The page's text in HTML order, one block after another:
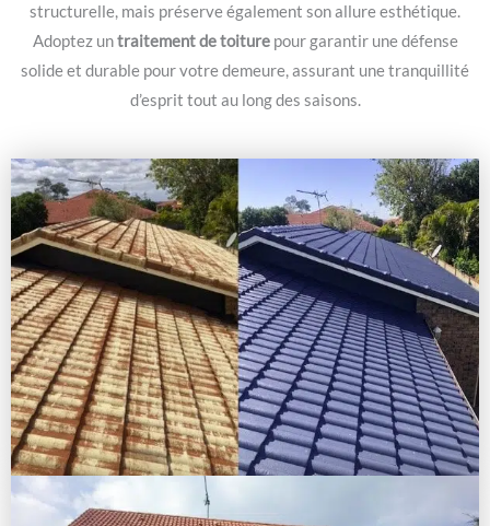
structurelle, mais préserve également son allure esthétique.
Adoptez untraitement de toiturepour garantir une défense
solide et durable pour votre demeure, assurant une tranquillité
d’esprit tout au long des saisons.